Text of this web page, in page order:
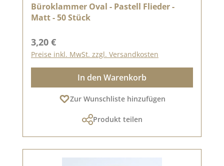
Büroklammer Oval - Pastell Flieder -
Matt - 50 Stück
Regulärer Preis:
3,20 €
Preise inkl. MwSt. zzgl. Versandkosten
In den Warenkorb
Zur Wunschliste hinzufügen
Produkt teilen